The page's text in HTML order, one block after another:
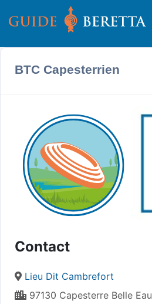
BTC Capesterrien
Contact
Lieu Dit Cambrefort
97130 Capesterre Belle Eau